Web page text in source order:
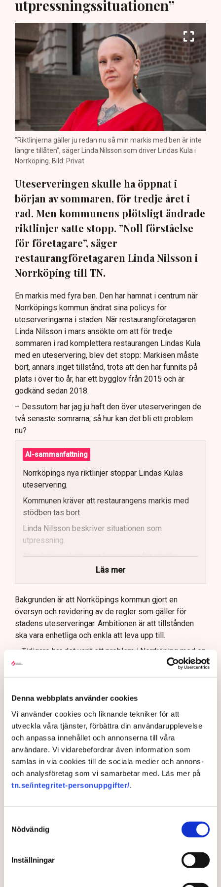
Denna webbplats använder cookies
Vi använder cookies och liknande tekniker för att
utveckla våra tjänster, förbättra din användarupplevelse
och anpassa innehållet och annonserna till våra
användare. Vi vidarebefordrar även information som
samlas in via cookies till de sociala medier och annons-
och analysföretag som vi samarbetar med. Läs mer på
tn.se/integritet-personuppgifter/.
Nödvändig
Inställningar
utpressningssituationen”
”Riktlinjerna gäller ju redan nu så min markis med ben är inte
längre tillåten”, säger Linda Nilsson som driver Lindas Kula i
Norrköping. Bild: Privat
Uteserveringen skulle ha öppnat i
början av sommaren, för tredje året i
rad. Men kommunens plötsligt ändrade
riktlinjer satte stopp. ”Noll förståelse
för företagare”, säger
restaurangföretagaren Linda Nilsson i
Norrköping till TN.
En markis med fyra ben. Den har hamnat i centrum när
Norrköpings kommun ändrat sina policys för
uteserveringarna i staden. När restaurangföretagaren
Linda Nilsson i mars ansökte om att för tredje
sommaren i rad komplettera restaurangen Lindas Kula
med en uteservering, blev det stopp: Markisen måste
bort, annars inget tillstånd, trots att den har funnits på
plats i över tio år, har ett bygglov från 2015 och är
godkänd sedan 2018.
– Dessutom har jag ju haft den över uteserveringen de
två senaste somrarna, så hur kan det bli ett problem
nu?
AI-sammanfattning
Norrköpings nya riktlinjer stoppar Lindas Kulas
uteservering.
Kommunen kräver att restaurangens markis med
stödben tas bort.
Linda Nilsson beskriver situationen som
utpressning.
Flera krögare kritiserar kommunen för otydlig
Kommunen vill skapa enhetliga regler för
uteserveringar.
Lindas Kula ställer in uteserveringen för
sommaren.
Läs mer
Bakgrunden är att Norrköpings kommun gjort en
översyn och revidering av de regler som gäller för
stadens uteserveringar. Ambitionen är att tillstånden
ska vara enhetliga och enkla att leva upp till.
– Tidigare har det varit ett problem i Norrköping med en
godtycklighet kring den här branschen, där kommunen
tillåtit vissa krögare att göra saker som andra inte fått
säger Johan Gustafsson, Svenskt Näringslivs
regionchef i Östergötland.
Upprörda företagare
I korthet innebär förändringen att en del av det som
kallas allmän platsmark ändras till att bli så kallad
kvartersmark. Allmän platsmark är till för allmänheten
och kan bara upplåtas för annan verksamhet, till
inte ha alltför omfattande konstruktioner som väggar
– Det har funnits konstruktioner runt uteserveringarna
offentlig mark. Därför görs förändringarna, säger Maria